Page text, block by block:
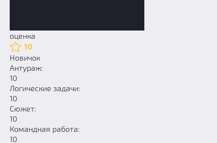
оценка
10
Новичок
Антураж:
10
Логические задачи:
10
Сюжет:
10
Командная работа:
10